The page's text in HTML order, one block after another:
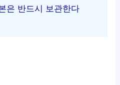
은 반드시 보관한다